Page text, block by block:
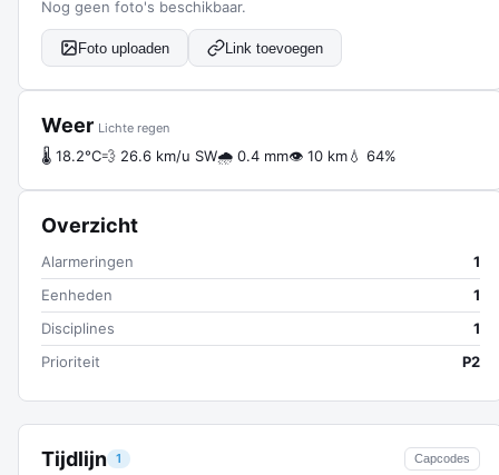
Tijdlijn 1 Capcodes
Nog geen foto's beschikbaar.
Foto uploaden Link toevoegen
Weer Lichte regen
🌡 18.2°C💨 26.6 km/u SW🌧 0.4 mm👁 10 km💧 64%
Overzicht
Alarmeringen
1
Eenheden
1
Disciplines
1
Prioriteit
P2